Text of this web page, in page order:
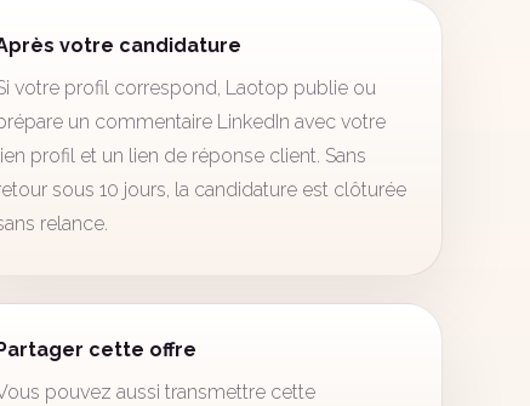
votre candidature
votre profil correspond, Laotop publie ou
un commentaire LinkedIn avec votre
profil et un lien de réponse client. Sans
sous 10 jours, la candidature est clôturée
relance.
cette offre
pouvez aussi transmettre cette